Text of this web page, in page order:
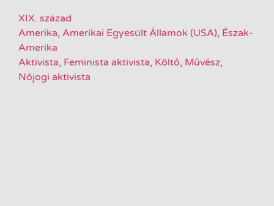
XIX. század
Amerika, Amerikai Egyesült Államok (USA), Észak-
Amerika
Aktivista, Feminista aktivista, Költő, Művész,
Nőjogi aktivista